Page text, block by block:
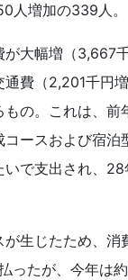
人増加の339人。
が大幅増（3,667
通費（2,201千円
の。これは、前
コースおよび宿泊
で支出され、
が生じたため、消
ったが、今年は